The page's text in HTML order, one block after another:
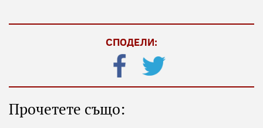
СПОДЕЛИ:
Прочетете също: